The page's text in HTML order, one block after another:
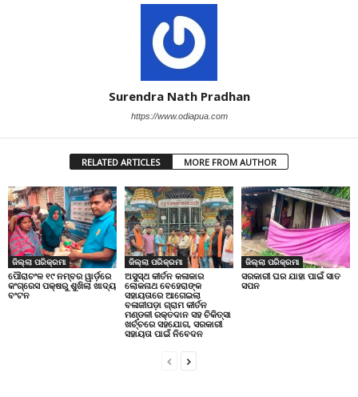
Surendra Nath Pradhan
https://www.odiapua.com
RELATED ARTICLES MORE FROM AUTHOR
ଜିଲ୍ଲା ପରିକ୍ରମା
ପୌରାଚଂଳ ୧୯ ନମ୍ବର ୱାର୍ଡ଼ରେ
କଂଗ୍ରେସ ପକ୍ଷରୁ ଶୁଖିଲା ଖାଦ୍ୟ
ବଂଟନ
ଜିଲ୍ଲା ପରିକ୍ରମା
ଅସୁସ୍ଥ କୀର୍ତନ କଳାକାର
ଲୋକନାଥ ବେହେରାଙ୍କ
ସହାୟତାରେ ଆଗେଇଲା
ବଳାଜୀପଡ଼ା ଗ୍ରାମ କୀର୍ତନ
ମଣ୍ଡଳୀ ରକ୍ତଦାନ ସହ ଚିକିତ୍ସା
ଖର୍ଚ୍ଚରେ ସହଯୋଗ, ସରକାରୀ
ସହାୟତା ପାଇଁ ନିବେଦନ
ଜିଲ୍ଲା ପରିକ୍ରମା
ସରକାରୀ ଘର ଯାହା ପାଇଁ ସାତ
ସପନ